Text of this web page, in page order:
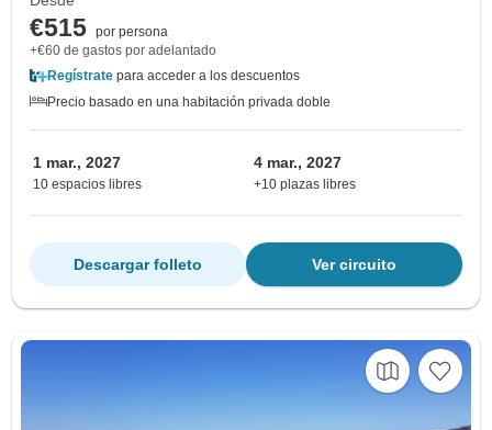
€515 por persona
+€60 de gastos por adelantado
Regístrate para acceder a los descuentos
Precio basado en una habitación privada doble
1 mar., 2027
10 espacios libres
4 mar., 2027
+10 plazas libres
Ver circuito
Descargar folleto